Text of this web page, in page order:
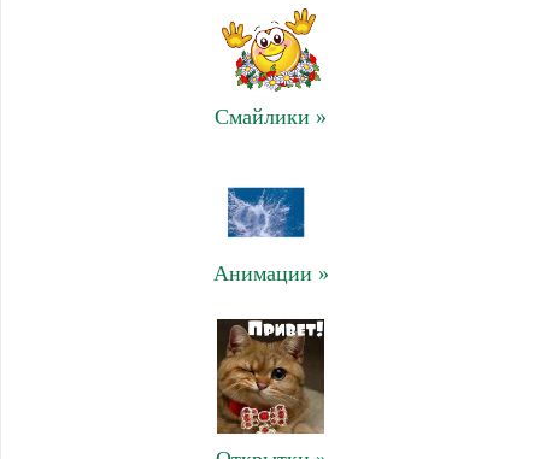
Смайлики »
Анимации »